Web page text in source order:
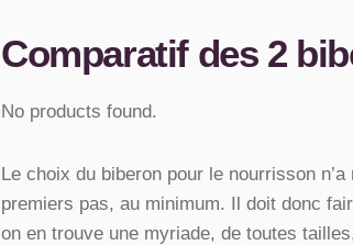
Comparatif des 2
No products found.
Le choix du biberon pour le nourrisson
premiers pas, au minimum. Il doit donc
on en trouve une myriade, de toutes